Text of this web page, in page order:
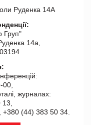
Руденка 14А
Груп"
14а,
журналах:
+380 (44) 383 50 34.